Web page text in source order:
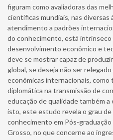
figuram como avaliadoras das
científicas mundiais, nas
atendimento a padrões
do conhecimento, está intrínseco
desenvolvimento econômico e
deve se mostrar capaz de
global, se deseja não ser
econômicas internacionais, como
diplomática na transmissão de
educação de qualidade também
isto, este estudo revela o grau
conhecimento em Pós-
Grosso, no que concerne ao